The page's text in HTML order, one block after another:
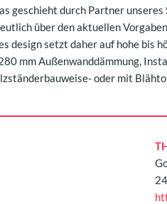
geschieht durch Partner
über den aktuellen
design setzt daher auf hohe bis
mm Außenwanddämmung,
oder mit